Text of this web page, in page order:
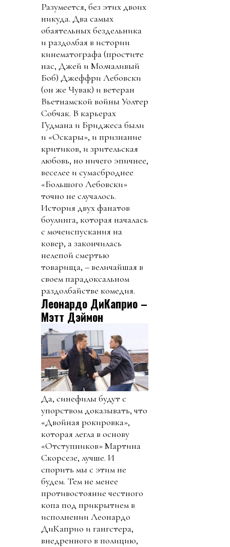
Разумеется, без этих двоих
никуда. Два самых
обаятельных бездельника
и раздолбая в истории
кинематографа (простите
нас, Джей и Молчаливый
Боб) Джеффри Лебовски
(он же Чувак) и ветеран
Вьетнамской войны Уолтер
Собчак. В карьерах
Гудмана и Бриджеса были
и «Оскары», и признание
критиков, и зрительская
любовь, но ничего эпичнее,
веселее и сумасброднее
«Большого Лебовски»
точно не случалось.
История двух фанатов
боулинга, которая началась
с мочеиспускания на
ковер, а закончилась
нелепой смертью
товарища, – величайшая в
своем парадоксальном
раздолбайстве комедия.
Леонардо ДиКаприо –
Мэтт Дэймон
Да, синефилы будут с
упорством доказывать, что
«Двойная рокировка»,
которая легла в основу
«Отступников» Мартина
Скорсезе, лучше. И
спорить мы с этим не
будем. Тем не менее
противостояние честного
копа под прикрытием в
исполнении Леонардо
ДиКаприо и гангстера,
внедренного в полицию,